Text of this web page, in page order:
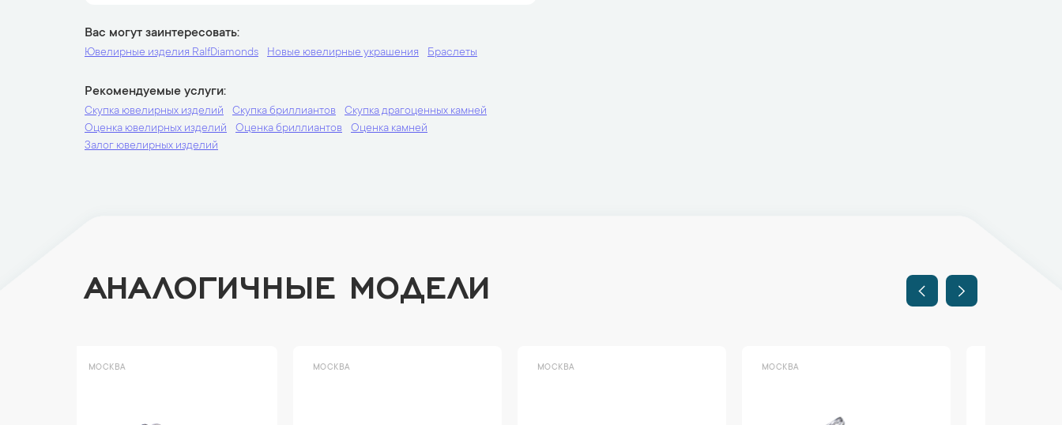
Вас могут заинтересовать
Ювелирные изделия RalfDiamonds Новые ювелирные украшения Браслеты
Рекомендуемые услуги
Скупка ювелирных изделий Скупка бриллиантов
Скупка драгоценных камней
Оценка ювелирных изделий
Оценка бриллиантов
Оценка камней
Залог ювелирных изделий
АНАЛОГИЧНЫЕ МОДЕЛИ
МОСКВА МОСКВА МОСКВА МОСКВА